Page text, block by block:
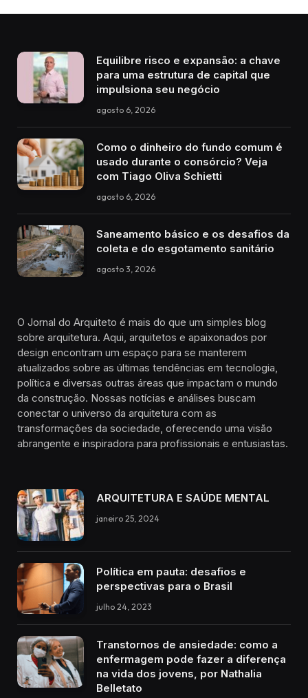
Equilibre risco e expansão: a chave
para uma estrutura de capital que
impulsiona seu negócio
agosto 6, 2026
Como o dinheiro do fundo comum é
usado durante o consórcio? Veja
com Tiago Oliva Schietti
agosto 6, 2026
Saneamento básico e os desafios da
coleta e do esgotamento sanitário
agosto 3, 2026
O Jornal do Arquiteto é mais do que um simples blog
sobre arquitetura. Aqui, arquitetos e apaixonados por
design encontram um espaço para se manterem
atualizados sobre as últimas tendências em tecnologia,
política e diversas outras áreas que impactam o mundo
da construção. Nossas notícias e análises buscam
conectar o universo da arquitetura com as
transformações da sociedade, oferecendo uma visão
abrangente e inspiradora para profissionais e entusiastas.
ARQUITETURA E SAÚDE MENTAL
janeiro 25, 2024
Política em pauta: desafios e
perspectivas para o Brasil
julho 24, 2023
Transtornos de ansiedade: como a
enfermagem pode fazer a diferença
na vida dos jovens, por Nathalia
Belletato